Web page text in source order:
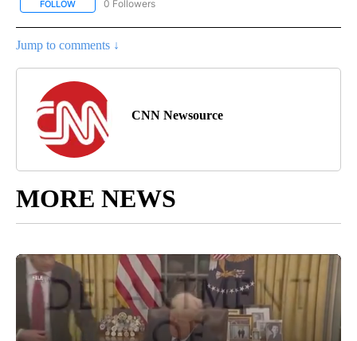
FOLLOW FOLLOW "CNN - SPANISH" TO RECEIVE NOTIFICATIONS ABOUT
0 Followers
Jump to comments ↓
CNN Newsource
MORE NEWS